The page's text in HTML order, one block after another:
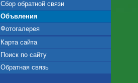
Сбор обратной связи
Объвления
Фотогалерея
Карта сайта
Поиск по сайту
Обратная связь